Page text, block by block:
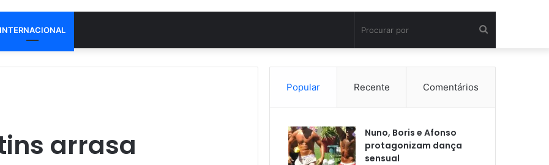
INTERNACIONAL
por
arrasa
Popular Recente Comentários
Nuno, Boris e Afonso
protagonizam dança
sensual